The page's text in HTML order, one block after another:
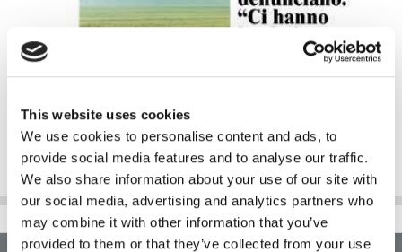
This website uses cookies
We use cookies to personalise content and ads, to
provide social media features and to analyse our traffic.
We also share information about your use of our site with
our social media, advertising and analytics partners who
may combine it with other information that you’ve
provided to them or that they’ve collected from your use